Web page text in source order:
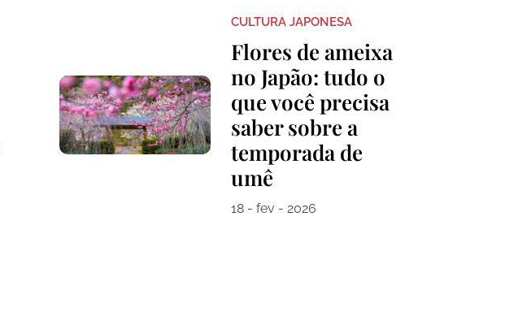
CULTURA JAPONESA
Flores de ameixa
no Japão: tudo o
que você precisa
saber sobre a
temporada de
umê
18 - fev - 2026